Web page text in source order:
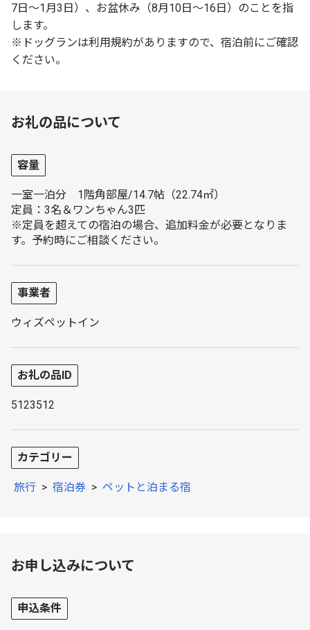
7日～1月3日）、お盆休み（8月10日～16日）のことを指
します。
※ドッグランは利用規約がありますので、宿泊前にご確認
ください。
お礼の品について
容量
一室一泊分 1階角部屋/14.7帖（22.74㎡）
定員：3名＆ワンちゃん3匹
※定員を超えての宿泊の場合、追加料金が必要となりま
す。予約時にご相談ください。
事業者
ウィズペットイン
お礼の品ID
5123512
カテゴリー
旅行 > 宿泊券 > ペットと泊まる宿
お申し込みについて
申込条件